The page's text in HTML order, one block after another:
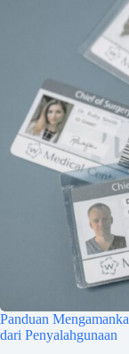
Panduan
dari Penyalahgunaan